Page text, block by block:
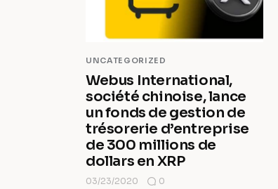
UNCATEGORIZED
Webus International,
société chinoise, lance
un fonds de gestion de
trésorerie d’entreprise
de 300 millions de
dollars en XRP
03/23/2020 0